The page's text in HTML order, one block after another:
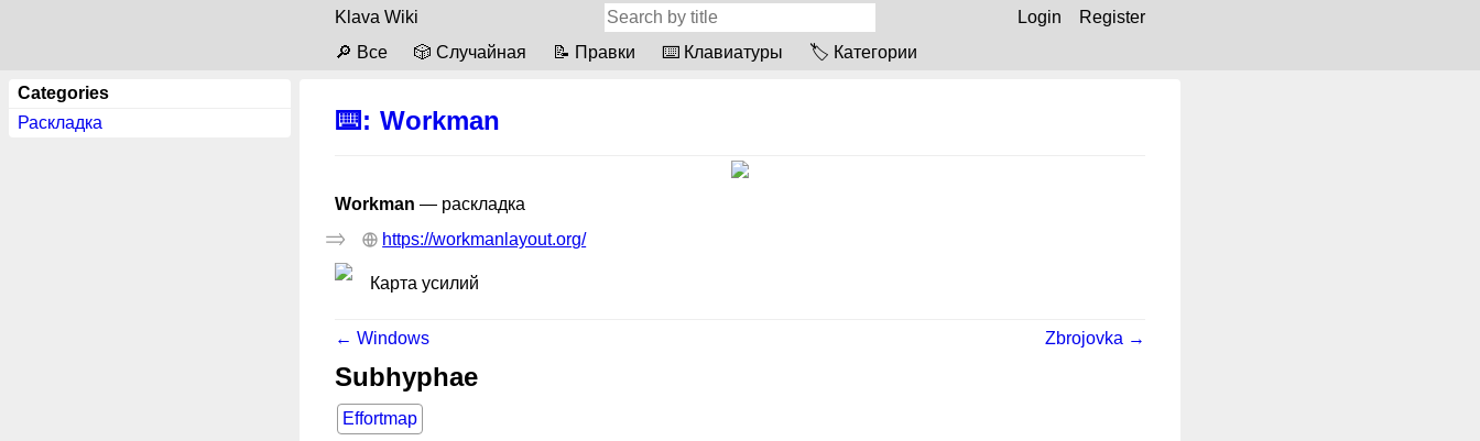
Klava Wiki Login
Register
🔎 Все
🎲 Случайная 📝 Правки ⌨️ Клавиатуры 🏷 Категории
⌨️: Workman
Workman — раскладка
https://workmanlayout.org/
Карта усилий
← Windows Zbrojovka →
Subhyphae
Effortmap
Categories
Раскладка